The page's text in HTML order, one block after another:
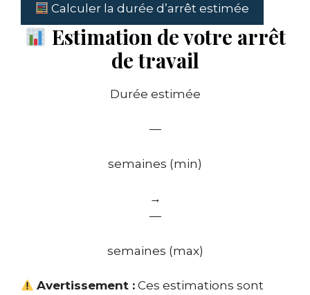
Calculer la durée d’arrêt estimée
Estimation de votre arrêt
de travail
Durée estimée
—
semaines (min)
→
—
semaines (max)
Avertissement : Ces estimations sont